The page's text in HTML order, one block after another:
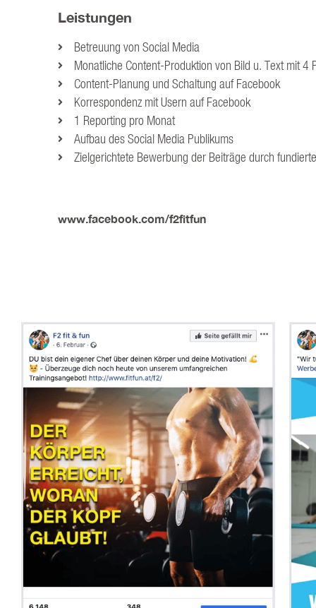
Leistungen
Betreuung von Social Media
Monatliche Content-Produktion von Bild u. Text mit 4
Content-Planung und Schaltung auf Facebook
Korrespondenz mit Usern auf Facebook
1 Reporting pro Monat
Aufbau des Social Media Publikums
Zielgerichtete Bewerbung der Beiträge durch
www.facebook.com/f2fitfun